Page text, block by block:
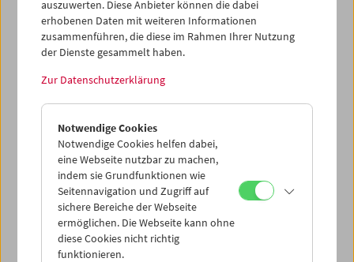
English language or subtitles
< Vorherige Woche
Mo 16.6.
Di 17.6.
Mi 18.6.
Do 19.6.
auszuwerten. Diese Anbieter können die dabei
erhobenen Daten mit weiteren Informationen
zusammenführen, die diese im Rahmen Ihrer Nutzung
der Dienste gesammelt haben.
Zur Datenschutzerklärung
Notwendige Cookies
Notwendige Cookies helfen dabei,
eine Webseite nutzbar zu machen,
indem sie Grundfunktionen wie
Seitennavigation und Zugriff auf
sichere Bereiche der Webseite
ermöglichen. Die Webseite kann ohne
diese Cookies nicht richtig
funktionieren.